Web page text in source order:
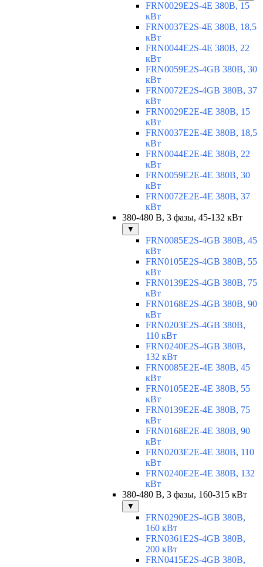
FRN0029E2S-4E 380В, 15
кВт
FRN0037E2S-4E 380В, 18,5
кВт
FRN0044E2S-4E 380В, 22
кВт
FRN0059E2S-4GB 380В, 30
кВт
FRN0072E2S-4GB 380В, 37
кВт
FRN0029E2E-4E 380В, 15
кВт
FRN0037E2E-4E 380В, 18,5
кВт
FRN0044E2E-4E 380В, 22
кВт
FRN0059E2E-4E 380В, 30
кВт
FRN0072E2E-4E 380В, 37
кВт
380-480 В, 3 фазы, 45-132 кВт
▼
FRN0085E2S-4GB 380В, 45
кВт
FRN0105E2S-4GB 380В, 55
кВт
FRN0139E2S-4GB 380В, 75
кВт
FRN0168E2S-4GB 380В, 90
кВт
FRN0203E2S-4GB 380В,
110 кВт
FRN0240E2S-4GB 380В,
132 кВт
FRN0085E2E-4E 380В, 45
кВт
FRN0105E2E-4E 380В, 55
кВт
FRN0139E2E-4E 380В, 75
кВт
FRN0168E2E-4E 380В, 90
кВт
FRN0203E2E-4E 380В, 110
кВт
FRN0240E2E-4E 380В, 132
кВт
380-480 В, 3 фазы, 160-315 кВт
▼
FRN0290E2S-4GB 380В,
160 кВт
FRN0361E2S-4GB 380В,
200 кВт
FRN0415E2S-4GB 380В,